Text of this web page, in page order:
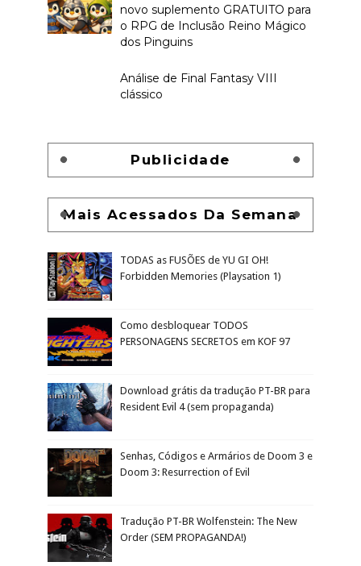
novo suplemento GRATUITO para
o RPG de Inclusão Reino Mágico
dos Pinguins
Análise de Final Fantasy VIII
clássico
Publicidade
Mais Acessados Da Semana
TODAS as FUSÕES de YU GI OH!
Forbidden Memories (Playsation 1)
Como desbloquear TODOS
PERSONAGENS SECRETOS em KOF 97
Download grátis da tradução PT-BR para
Resident Evil 4 (sem propaganda)
Senhas, Códigos e Armários de Doom 3 e
Doom 3: Resurrection of Evil
Tradução PT-BR Wolfenstein: The New
Order (SEM PROPAGANDA!)